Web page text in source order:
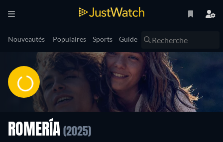
Nouveautés Populaires Sports Guide
ROMERÍA (2025)